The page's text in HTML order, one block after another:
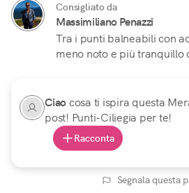
Consigliato da
Massimiliano Penazzi
Tra i punti balneabili con
meno noto e più tranquillo
Ciaocosa ti ispira questa
post! Punti-Ciliegia per te!
Racconta
Segnala questa